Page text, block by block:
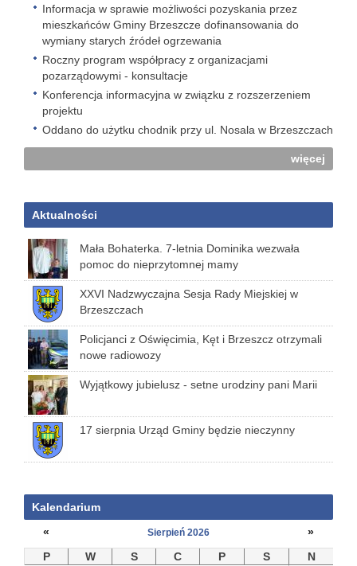
Informacja w sprawie możliwości pozyskania przez
mieszkańców Gminy Brzeszcze dofinansowania do
wymiany starych źródeł ogrzewania
Roczny program współpracy z organizacjami
pozarządowymi - konsultacje
Konferencja informacyjna w związku z rozszerzeniem
projektu
Oddano do użytku chodnik przy ul. Nosala w Brzeszczach
więcej
Aktualności
Mała Bohaterka. 7-letnia Dominika wezwała
pomoc do nieprzytomnej mamy
XXVI Nadzwyczajna Sesja Rady Miejskiej w
Brzeszczach
Policjanci z Oświęcimia, Kęt i Brzeszcz otrzymali
nowe radiowozy
Wyjątkowy jubielusz - setne urodziny pani Marii
17 sierpnia Urząd Gminy będzie nieczynny
Kalendarium
«
Sierpień 2026
»
P
W S C P S
N